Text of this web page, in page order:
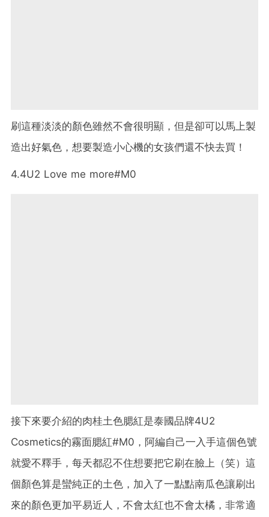
刷這種淡淡的顏色雖然不會很明顯，但是卻可以馬上製
造出好氣色，想要製造小心機的女孩們還不快去買！
4.4U2 Love me more#M0
接下來要介紹的肉桂土色腮紅是泰國品牌4U2
Cosmetics的霧面腮紅#M0，阿編自己一入手這個色號
就愛不釋手，每天都忍不住想要把它刷在臉上（笑）這
個顏色算是蠻純正的土色，加入了一點點南瓜色讓刷出
來的顏色更加平易近人，不會太紅也不會太橘，非常適